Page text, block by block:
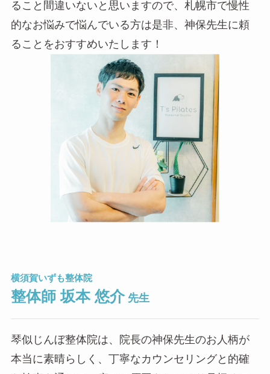
ること間違いないと思いますので、札幌市で慢性
的なお悩みで悩んでいる方は是非、神保先生に頼
ることをおすすめいたします！
横須賀いずも整体院
整体師 坂本 悠介先生
琴似じんぼ整体院は、院長の神保先生のお人柄が
本当に素晴らしく、丁寧なカウンセリングと的確